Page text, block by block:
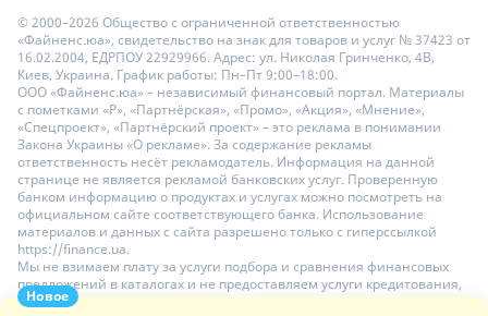
Новое
© 2000–2026 Общество с ограниченной ответственностью
«Файненс.юа», свидетельство на знак для товаров и услуг № 37423 от
16.02.2004, ЕДРПОУ 22929966. Адрес: ул. Николая Гринченко, 4В,
Киев, Украина. График работы: Пн–Пт 9:00–18:00.
ООО «Файненс.юа» – независимый финансовый портал. Материалы
с пометками «Р», «Партнёрская», «Промо», «Акция», «Мнение»,
«Спецпроект», «Партнёрский проект» – это реклама в понимании
Закона Украины «О рекламе». За содержание рекламы
ответственность несёт рекламодатель. Информация на данной
странице не является рекламой банковских услуг. Проверенную
банком информацию о продуктах и услугах можно посмотреть на
официальном сайте соответствующего банка. Использование
материалов и данных с сайта разрешено только с гиперссылкой
https://finance.ua.
Мы не взимаем плату за услуги подбора и сравнения финансовых
предложений в каталогах и не предоставляем услуги кредитования,
размещения депозитов и страхования. Ваши личные данные на